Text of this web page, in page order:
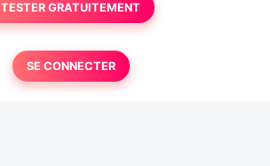
TESTER GRATUITEMENT
SE CONNECTER